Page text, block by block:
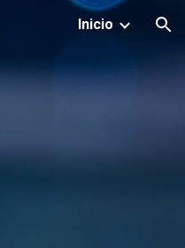
Inicio